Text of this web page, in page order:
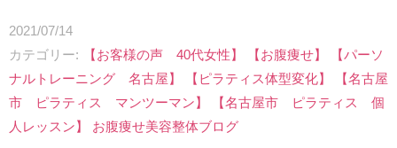
2021/07/14
カテゴリー
【お客様の声 40代女性】 【お腹痩せ】
【パーソ
ナルトレーニング 名古屋】
【ピラティス体型変化】
【名古屋
市 ピラティス マンツーマン】
【名古屋市 ピラティス 個
人レッスン】
お腹痩せ美容整体ブログ